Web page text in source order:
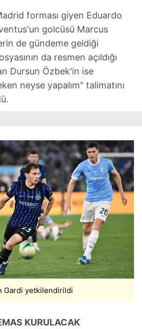
forması giyen Eduardo
golcüsü Marcus
de gündeme geldiği
da resmen açıldığı
Dursun Özbek'in ise
neyse yapalım" talimatını
Gardi yetkilendirildi
KURULACAK